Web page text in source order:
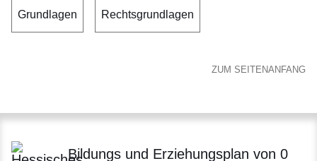
Grundlagen Rechtsgrundlagen
ZUM SEITENANFANG
Bildungs und Erziehungsplan von 0